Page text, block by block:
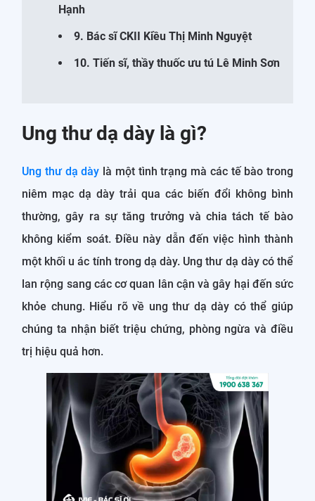
Hạnh
9. Bác sĩ CKII Kiều Thị Minh Nguyệt
10. Tiến sĩ, thầy thuốc ưu tú Lê Minh Sơn
Ung thư dạ dày là gì?
Ung thư dạ dày là một tình trạng mà các tế bào trong
niêm mạc dạ dày trải qua các biến đổi không bình
thường, gây ra sự tăng trưởng và chia tách tế bào
không kiểm soát. Điều này dẫn đến việc hình thành
một khối u ác tính trong dạ dày. Ung thư dạ dày có thể
lan rộng sang các cơ quan lân cận và gây hại đến sức
khỏe chung. Hiểu rõ về ung thư dạ dày có thể giúp
chúng ta nhận biết triệu chứng, phòng ngừa và điều
trị hiệu quả hơn.